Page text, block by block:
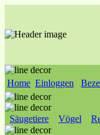
Home Einloggen
Säugetiere Vögel